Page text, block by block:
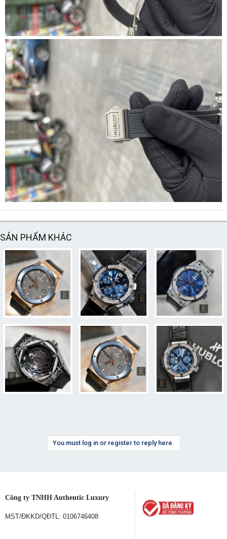
SẢN PHẨM KHÁC
You must log in or register to reply here.
Công ty TNHH Authentic Luxury
MST/ĐKKD/QĐTL: 0106746408